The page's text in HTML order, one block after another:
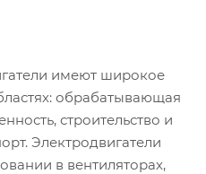
имеют широкое
обрабатывающая
строительство и
Электродвигатели
в вентиляторах,